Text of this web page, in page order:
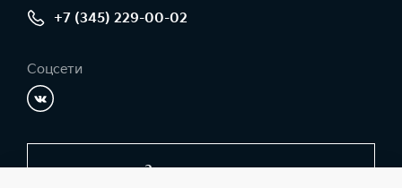
+7 (345) 229-00-02
Соцсети
Заказать звонок